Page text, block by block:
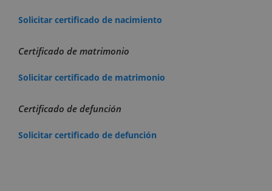
Solicitar certificado de nacimiento
Certificado de matrimonio
Solicitar certificado de matrimonio
Certificado de defunción
Solicitar certificado de defunción